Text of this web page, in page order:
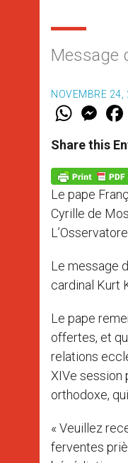
Message
NOVEMBRE
W
t
s
p
p
M
e
s
e
g
e
r
Share this
Le pape
Cyrille de
Le message
cardinal Kurt
Le pape
offertes, et
relations
XIVe session
orthodoxe,
« Veuillez
ferventes